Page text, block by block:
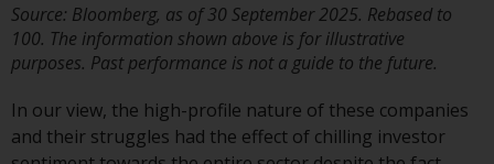
Informationen für Anleger in der
Dies ist ein Werbedokument.
Source: Bloomberg, as of 30 September 2025. Rebased to
100. The information shown above is for illustrative
purposes. Past performance is not a guide to the future.
In our view, the high-profile nature of these companies
and their struggles had the effect of chilling investor